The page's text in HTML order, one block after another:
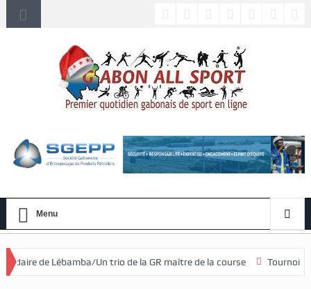
Menu
Un trio de la GR maître de la course Tournoi national féminin